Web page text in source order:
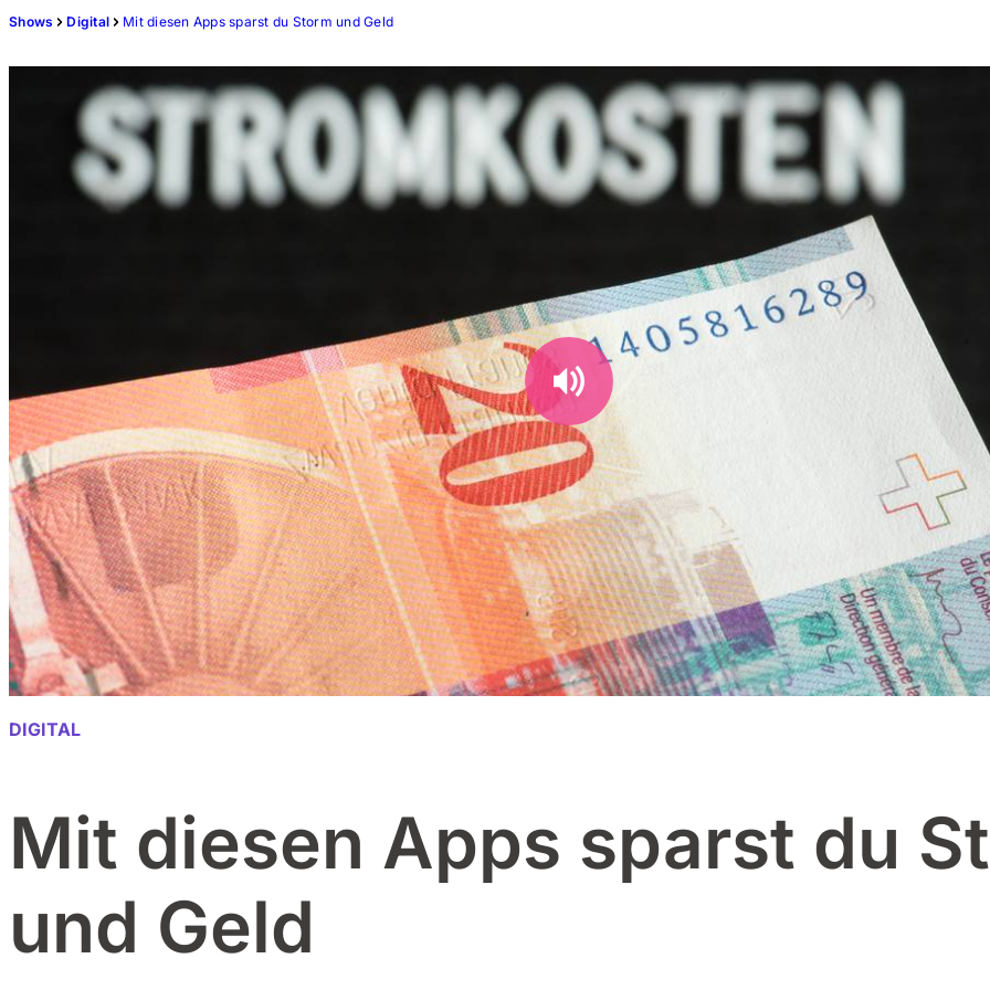
Shows Digital Mit diesen Apps sparst du Storm und Geld
DIGITAL
Mit diesen Apps sparst du
und Geld